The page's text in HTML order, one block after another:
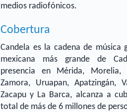
medios radiofónicos.
Cobertura
Candela es la cadena de música
mexicana más grande de
presencia en Mérida, Morelia,
Zamora, Uruapan, Apatzingán,
Zacapu y La Barca, alcanza a
total de más de 6 millones de